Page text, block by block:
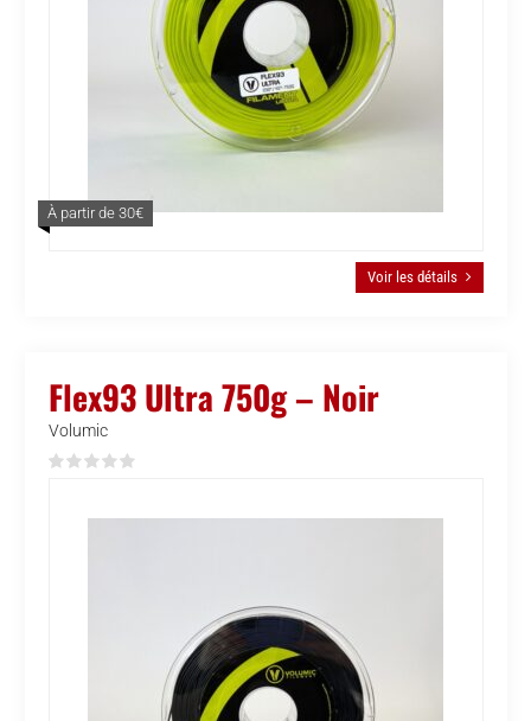
À partir de 30€
Voir les détails
Flex93 Ultra 750g – Noir
Volumic